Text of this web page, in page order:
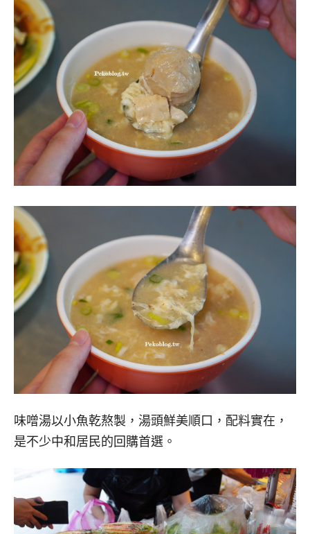
味噌湯以小魚乾熬製，湯頭鮮美順口，配料實在，
是不少中和居民的回購首選。